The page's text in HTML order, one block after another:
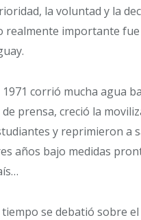
la voluntad y la
realmente importante
1971 corrió mucha agua
prensa, creció la
y reprimieron
años bajo medidas
se debatió sobre